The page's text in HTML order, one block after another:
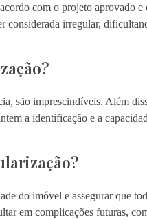
com o projeto aprovado e
considerada irregular,
são imprescindíveis. Além
a identificação e a
do imóvel e assegurar que
em complicações futuras,